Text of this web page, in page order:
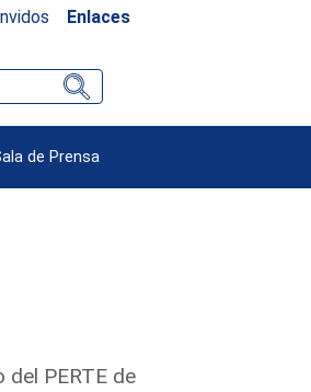
Enlaces
de Prensa
PERTE de